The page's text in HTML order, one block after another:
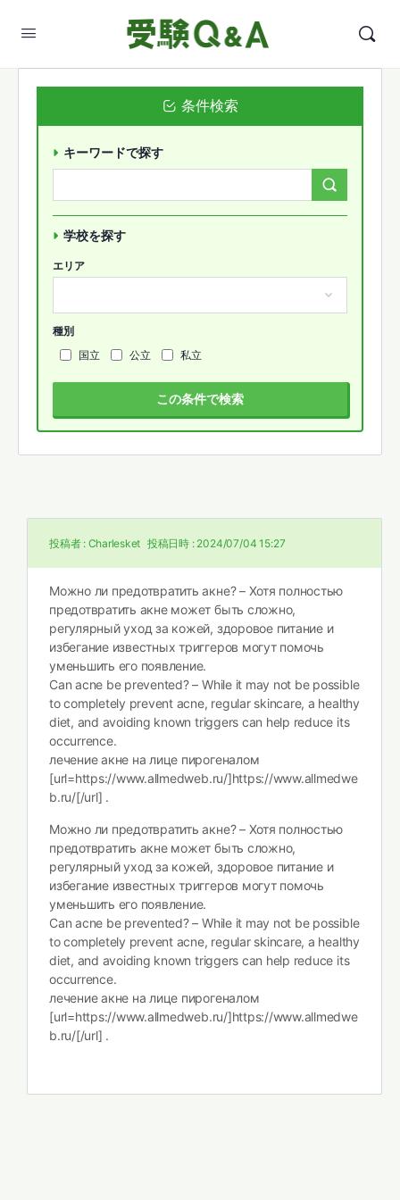
投稿者 : Charlesket 投稿日時 : 2024/07/04 15:27
Можно ли предотвратить акне? – Хотя полностью
предотвратить акне может быть сложно,
регулярный уход за кожей, здоровое питание и
избегание известных триггеров могут помочь
уменьшить его появление.
Can acne be prevented? – While it may not be possible
to completely prevent acne, regular skincare, a healthy
diet, and avoiding known triggers can help reduce its
occurrence.
лечение акне на лице пирогеналом
[url=https://www.allmedweb.ru/]https://www.allmedwe
b.ru/[/url] .
Можно ли предотвратить акне? – Хотя полностью
предотвратить акне может быть сложно,
регулярный уход за кожей, здоровое питание и
избегание известных триггеров могут помочь
уменьшить его появление.
Can acne be prevented? – While it may not be possible
to completely prevent acne, regular skincare, a healthy
diet, and avoiding known triggers can help reduce its
occurrence.
лечение акне на лице пирогеналом
[url=https://www.allmedweb.ru/]https://www.allmedwe
b.ru/[/url] .
条件検索
キーワードで探す
学校を探す
エリア
種別
国立
公立 私立
この条件で検索